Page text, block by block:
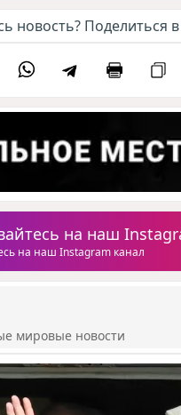
новость? Поделиться
на наш
на наш Instagram канал
мировые новости